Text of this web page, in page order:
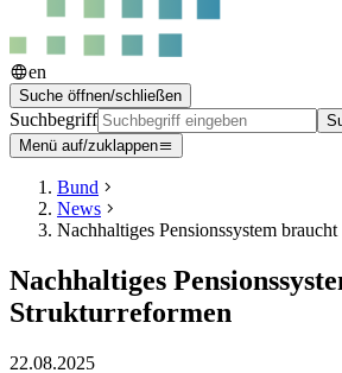
en
Suche öffnen/schließen
Suchbegriff
Menü auf/zuklappen
Bund
News
Nachhaltiges Pensionssystem
Nachhaltiges
Strukturreformen
22.08.2025